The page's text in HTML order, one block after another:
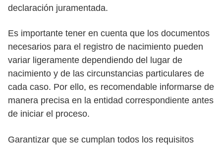
declaración juramentada.
Es importante tener en cuenta que los documentos
necesarios para el registro de nacimiento pueden
variar ligeramente dependiendo del lugar de
nacimiento y de las circunstancias particulares de
cada caso. Por ello, es recomendable informarse de
manera precisa en la entidad correspondiente antes
de iniciar el proceso.
Garantizar que se cumplan todos los requisitos